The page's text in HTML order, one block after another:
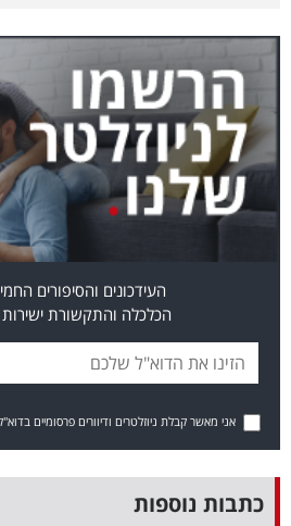
ניוזלטרים
מייל
אדום
אחרינו:
העידכונים והסיפורים
הכלכלה והתקשורת
אני מאשר קבלת ניוזלטרים ודיוורים פרסומיים
כתבות נוספות